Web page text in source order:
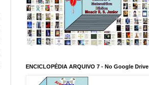
ENCICLOPÉDIA ARQUIVO 7 - No Google Drive